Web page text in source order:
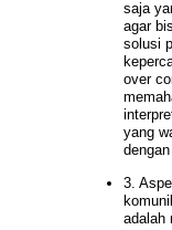
saja
agar
solusi
over
yang
3.
adalah